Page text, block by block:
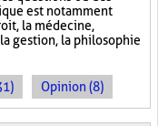
est notamment
la médecine,
gestion, la philosophie
Opinion (8)